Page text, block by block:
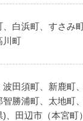
白浜町、すさみ
川町
田須町、新鹿町
勝浦町、太地町
、田辺市（本宮町